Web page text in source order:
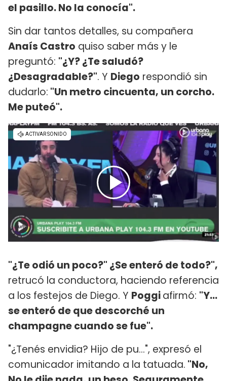
el pasillo. No la conocía".
Sin dar tantos detalles, su compañera
Anaís Castro quiso saber más y le
preguntó: "¿Y? ¿Te saludó?
¿Desagradable?". Y Diego respondió sin
dudarlo: "Un metro cincuenta, un corcho.
Me puteó".
"¿Te odió un poco?" ¿Se enteró de todo?",
retrucó la conductora, haciendo referencia
a los festejos de Diego. Y Poggiafirmó: "Y...
se enteró de que descorché un
champagne cuando se fue".
"¿Tenés envidia? Hijo de pu...", expresó el
comunicador imitando a la tatuada. "No,